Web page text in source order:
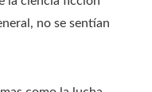
no se sentían